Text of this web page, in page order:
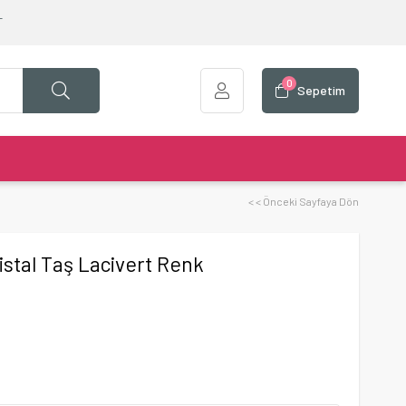
Sepetim
0
< < Önceki Sayfaya Dön
Taş Lacivert Renk